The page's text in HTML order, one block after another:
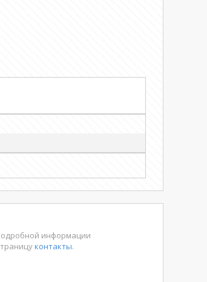
информации
контакты.